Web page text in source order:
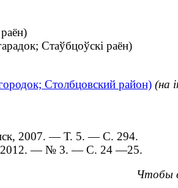
Стаўбцоўскі раён)
Столбцовский район) (на
2007. — Т. 5. — С. 294.
― 2012. ― № 3. ― С. 24 ―25.
Чтобы